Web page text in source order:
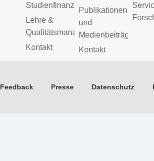
Studienfinanzierung
Lehre &
Qualitätsmanagement
Kontakt
Publikationen
und
Medienbeiträge
Kontakt
Feedback Presse Datenschutz